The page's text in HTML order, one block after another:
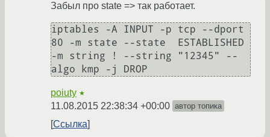
Забыл про state => так работает.
iptables -A INPUT -p tcp --dport
80 -m state --state  ESTABLISHED
-m string ! --string "12345" --
algo kmp -j DROP
poiuty ★
11.08.2015 22:38:34 +00:00 автор топика
Ссылка